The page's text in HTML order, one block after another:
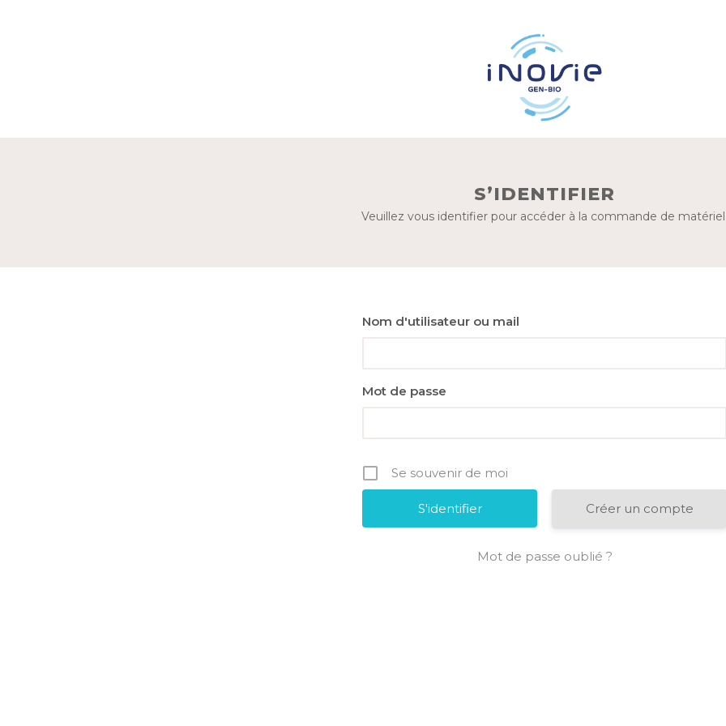
S’IDENTIFIER
Veuillez vous identifier pour accéder à la commande de
Nom d'utilisateur ou mail
Mot de passe
Se souvenir de moi
Créer un compte
Mot de passe oublié ?